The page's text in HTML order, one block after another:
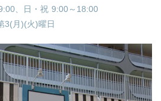
、日・祝 9:00～18:00
3(月)(火)曜日